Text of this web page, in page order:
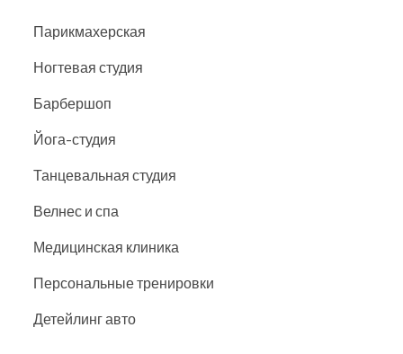
Парикмахерская
Ногтевая студия
Барбершоп
Йога-студия
Танцевальная студия
Велнес и спа
Медицинская клиника
Персональные тренировки
Детейлинг авто